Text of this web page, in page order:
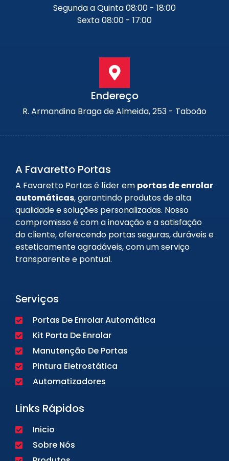
Segunda a Quinta 08:00 - 18:00
Sexta 08:00 - 17:00
Endereço
R. Armandina Braga de Almeida, 253 - Taboão
A Favaretto Portas
A Favaretto Portas é líder em portas de enrolar
automáticas, garantindo produtos de alta
qualidade e soluções personalizadas. Nosso
compromisso é com a inovação e a satisfação
do cliente, oferecendo portas seguras, duráveis e
esteticamente agradáveis, com um serviço
transparente e pontual.
Serviços
Portas De Enrolar Automática
Kit Porta De Enrolar
Manutenção De Portas
Pintura Eletrostática
Automatizadores
Links Rápidos
Inicio
Sobre Nós